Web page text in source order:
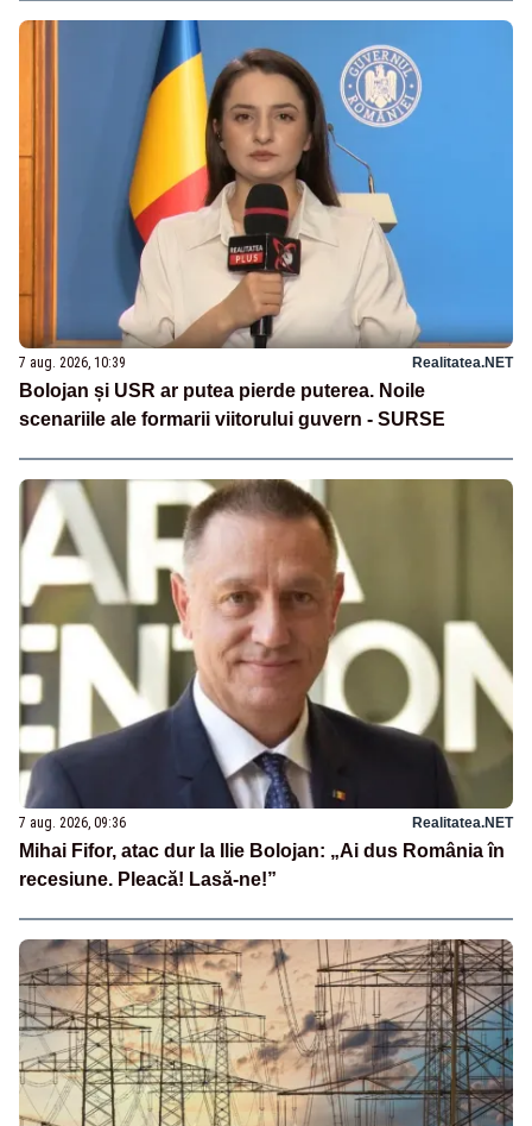
7 aug. 2026, 10:39 Realitatea.NET
Bolojan și USR ar putea pierde puterea. Noile
scenariile ale formarii viitorului guvern - SURSE
7 aug. 2026, 09:36 Realitatea.NET
Mihai Fifor, atac dur la Ilie Bolojan: „Ai dus România în
recesiune. Pleacă! Lasă-ne!”